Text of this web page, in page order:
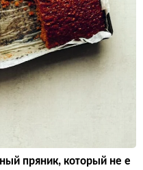
пряник, который не е